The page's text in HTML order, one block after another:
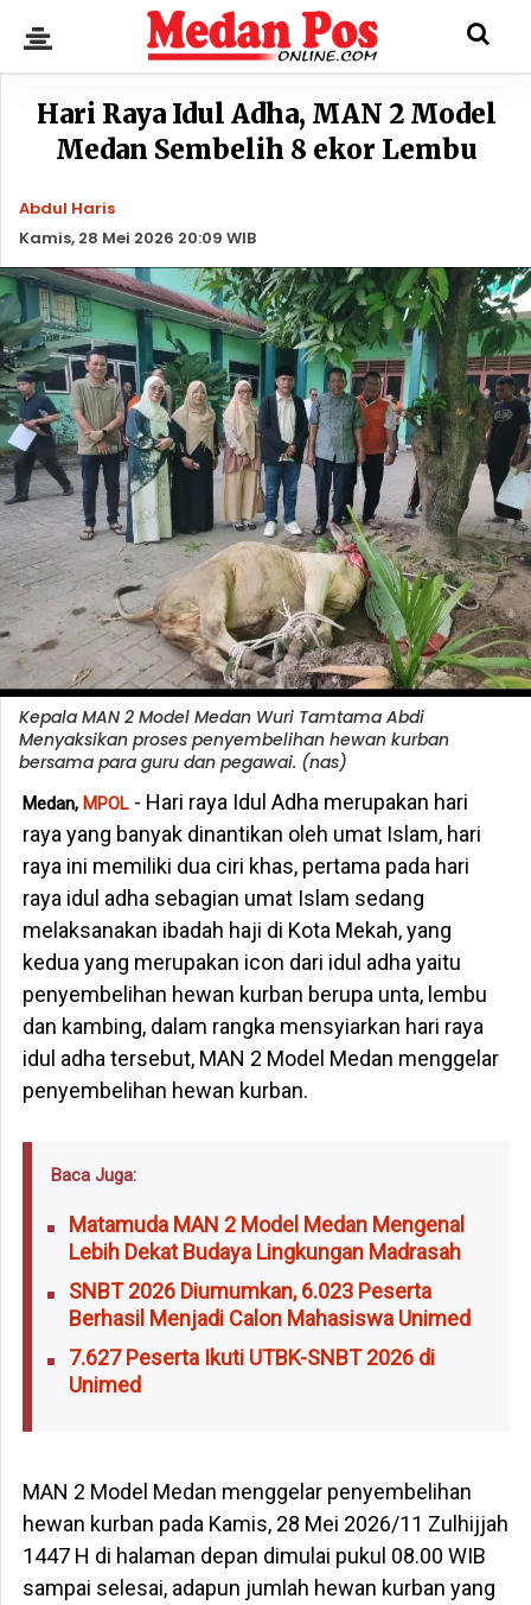
Hari Raya Idul Adha, MAN 2 Model
Medan Sembelih 8 ekor Lembu
Abdul Haris
Kamis, 28 Mei 2026 20:09 WIB
Kepala MAN 2 Model Medan Wuri Tamtama Abdi
Menyaksikan proses penyembelihan hewan kurban
bersama para guru dan pegawai. (nas)
Medan, MPOL- Hari raya Idul Adha merupakan hari
raya yang banyak dinantikan oleh umat Islam, hari
raya ini memiliki dua ciri khas, pertama pada hari
raya idul adha sebagian umat Islam sedang
melaksanakan ibadah haji di Kota Mekah, yang
kedua yang merupakan icon dari idul adha yaitu
penyembelihan hewan kurban berupa unta, lembu
dan kambing, dalam rangka mensyiarkan hari raya
idul adha tersebut, MAN 2 Model Medan menggelar
penyembelihan hewan kurban.
Baca Juga:
Matamuda MAN 2 Model Medan Mengenal
Lebih Dekat Budaya Lingkungan Madrasah
SNBT 2026 Diumumkan, 6.023 Peserta
Berhasil Menjadi Calon Mahasiswa Unimed
7.627 Peserta Ikuti UTBK-SNBT 2026 di
Unimed
MAN 2 Model Medan menggelar penyembelihan
hewan kurban pada Kamis, 28 Mei 2026/11 Zulhijjah
1447 H di halaman depan dimulai pukul 08.00 WIB
sampai selesai, adapun jumlah hewan kurban yang